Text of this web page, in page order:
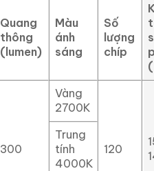
Quang
thông
(lumen)
Màu
ánh
sáng
Số
lượng
chíp
300
Vàng
2700K
120
Trung
tính
4000K